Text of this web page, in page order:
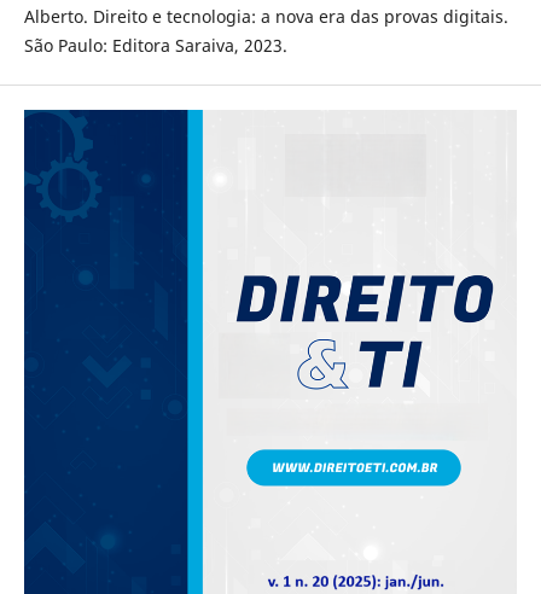
Alberto. Direito e tecnologia: a nova era das provas digitais.
São Paulo: Editora Saraiva, 2023.